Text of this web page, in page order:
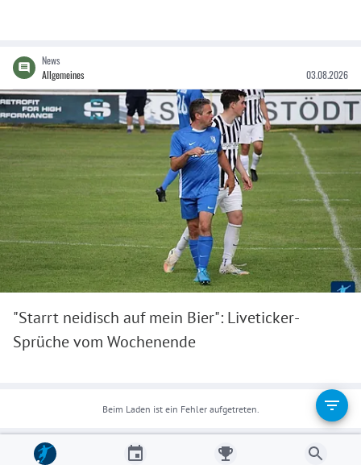
News
Allgemeines
03.08.2026
"Starrt neidisch auf mein Bier": Liveticker-
Sprüche vom Wochenende
Beim Laden ist ein Fehler aufgetreten.